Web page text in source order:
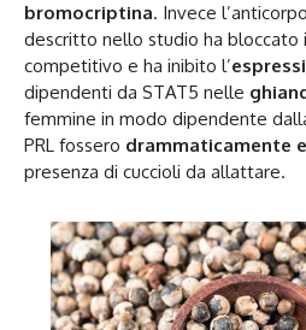
bromocriptina. Invece
descritto nello studio ha bloccato
competitivo e ha inibito l’
dipendenti da STAT5 nelle
femmine in modo dipendente
PRL fossero drammaticamente
presenza di cuccioli da allattare.